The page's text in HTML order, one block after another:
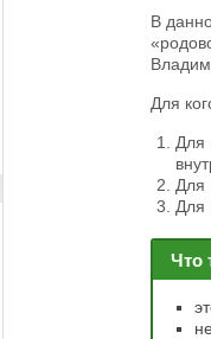
В
Для
Для
Для
Для
Что